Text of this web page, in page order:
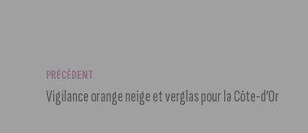
PRÉCÉDENT
Vigilance orange neige et verglas pour la Côte-d’Or